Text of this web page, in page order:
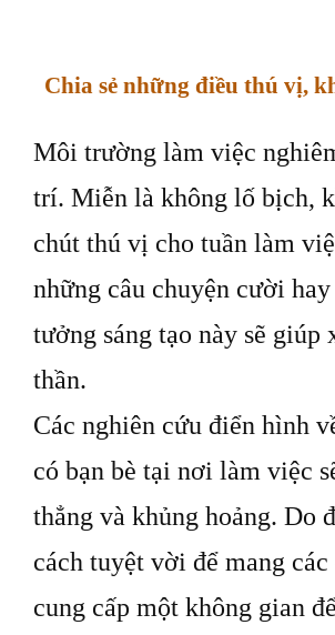
Chia sẻ những điều thú vị,
Môi trường làm việc
trí. Miễn là không lố bịch,
chút thú vị cho tuần làm
những câu chuyện cười
tưởng sáng tạo này sẽ
thần.
Các nghiên cứu điển hình
có bạn bè tại nơi làm việc
thẳng và khủng hoảng. Do
cách tuyệt vời để mang
cung cấp một không gian